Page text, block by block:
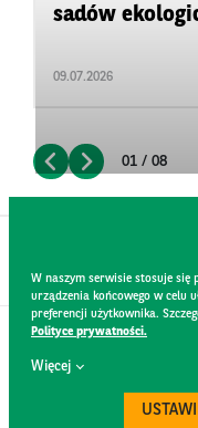
sadów
09.07.2026
01 / 08
W naszym serwisie stosuje się
urządzenia końcowego w celu
preferencji użytkownika.
Polityce prywatności.
Więcej
KONTAKT
REGULAMIN STRONY
POLITYKA PRYWATNOŚCI